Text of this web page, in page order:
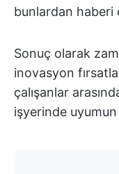
bunlardan haberi
Sonuç olarak
inovasyon
çalışanlar
işyerinde